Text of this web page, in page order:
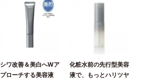
シワ改善＆美白へWア
プローチする美容液
化粧水前の先行型美容
液で、もっとハリツヤ